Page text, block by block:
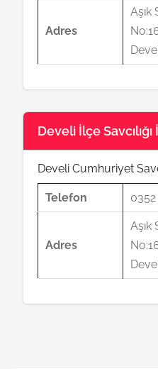
Adres
Aşık
Develi İlçe
Develi Cumhuriyet
Telefon 0352
Adres
Aşık